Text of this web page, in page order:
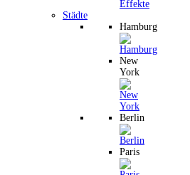
Städte
Hamburg
New
York
Berlin
Paris